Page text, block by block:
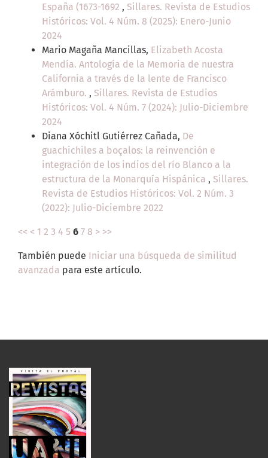
España (1673-1692 , Sillares. Revista de Estudios
Históricos: Vol. 4 Núm. 8 (2025): Enero-Junio
2024
Mario Magaña Mancillas, Elizabeth Acosta
Mendía. Antología de la Memoria de nuestra
California a través de la lente de Francisco
Arámburo. , Sillares. Revista de Estudios
Históricos: Vol. 4 Núm. 7 (2024): Julio-Diciembre
2024
Diana Xóchitl Gutiérrez Cañada, De
guachichiles a boçalos: la reinvención e
integración de los indios del río Blanco a la
estructura de la Monarquía Hispánica , Sillares.
Revista de Estudios Históricos: Vol. 2 Núm. 3
(2022): Julio-Diciembre 2022
<< < 1 2 3 4 5 6 7 8 > >>
También puede Iniciar una búsqueda de similitud
avanzada para este artículo.